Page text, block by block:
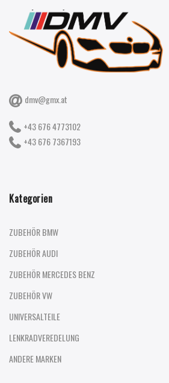
dmv@gmx.at
+43 676 4773102
+43 676 7367193
Kategorien
ZUBEHÖR BMW
ZUBEHÖR AUDI
ZUBEHÖR MERCEDES BENZ
ZUBEHÖR VW
UNIVERSALTEILE
LENKRADVEREDELUNG
ANDERE MARKEN